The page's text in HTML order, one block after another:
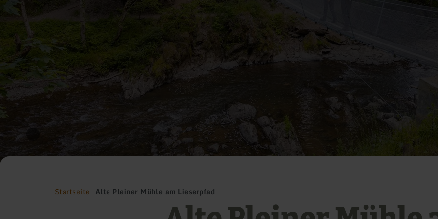
Startseite Alte Pleiner Mühle am Lieserpfad